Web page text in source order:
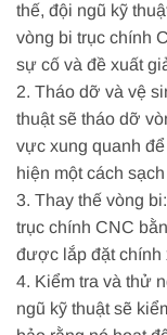
thế, đội ngũ kỹ
vòng bi trục chính
sự cố và đề xuất
2. Tháo dỡ và vệ
thuật sẽ tháo dỡ
vực xung quanh
hiện một cách
3. Thay thế vòng
trục chính CNC
được lắp đặt chính
4. Kiểm tra và thử
ngũ kỹ thuật sẽ